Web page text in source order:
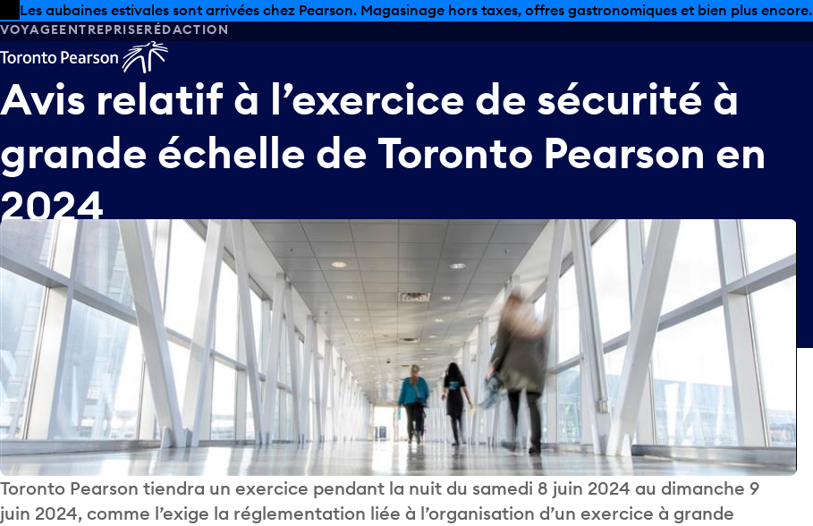
Skip to offers
Passer au contenu principal
Les aubaines estivales sont arrivées chez Pearson. Magasinage hors taxes, offres gastronomiques et bien plus encore.
VOYAGEENTREPRISERÉDACTION
Avis relatif à l’exercice de sécurité à
grande échelle de Toronto Pearson en
2024
Toronto Pearson tiendra un exercice pendant la nuit du samedi 8 juin 2024 au dimanche 9
juin 2024, comme l’exige la réglementation liée à l’organisation d’un exercice à grande